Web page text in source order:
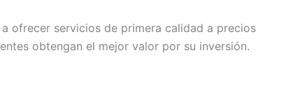
ofrecer servicios de primera calidad a precios
obtengan el mejor valor por su inversión.